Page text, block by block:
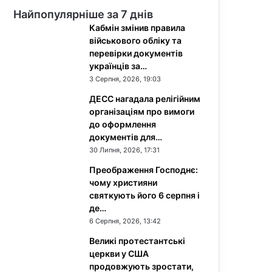
Найпопулярніше за 7 днів
Кабмін змінив правила
військового обліку та
перевірки документів
українців за…
3 Серпня, 2026, 19:03
ДЕСС нагадала релігійним
організаціям про вимоги
до оформлення
документів для…
30 Липня, 2026, 17:31
Преображення Господнє:
чому християни
святкують його 6 серпня і
де…
6 Серпня, 2026, 13:42
Великі протестантські
церкви у США
продовжують зростати,